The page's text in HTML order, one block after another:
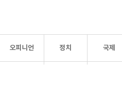
오피니언 정치 국제